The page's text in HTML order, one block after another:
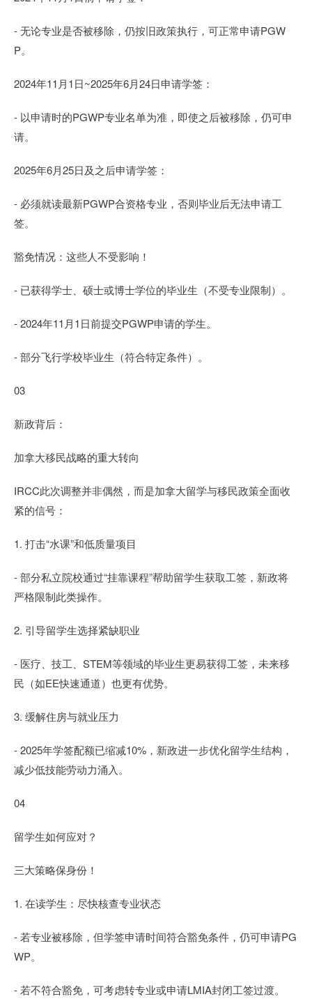
- 无论专业是否被移除，仍按旧政策执行，可正常申请PGW
P。
2024年11月1日~2025年6月24日申请学签：
- 以申请时的PGWP专业名单为准，即使之后被移除，仍可申
请。
2025年6月25日及之后申请学签：
- 必须就读最新PGWP合资格专业，否则毕业后无法申请工
签。
豁免情况：这些人不受影响！
- 已获得学士、硕士或博士学位的毕业生（不受专业限制）。
- 2024年11月1日前提交PGWP申请的学生。
- 部分飞行学校毕业生（符合特定条件）。
03
新政背后：
加拿大移民战略的重大转向
IRCC此次调整并非偶然，而是加拿大留学与移民政策全面收
紧的信号：
1. 打击“水课”和低质量项目
- 部分私立院校通过“挂靠课程”帮助留学生获取工签，新政将
严格限制此类操作。
2. 引导留学生选择紧缺职业
- 医疗、技工、STEM等领域的毕业生更易获得工签，未来移
民（如EE快速通道）也更有优势。
3. 缓解住房与就业压力
- 2025年学签配额已缩减10%，新政进一步优化留学生结构，
减少低技能劳动力涌入。
04
留学生如何应对？
三大策略保身份！
1. 在读学生：尽快核查专业状态
- 若专业被移除，但学签申请时间符合豁免条件，仍可申请PG
WP。
- 若不符合豁免，可考虑转专业或申请LMIA封闭工签过渡。